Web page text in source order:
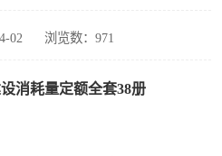
02 浏览数：971
消耗量定额全套38册